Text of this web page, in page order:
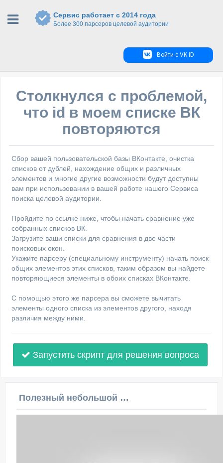
Сервис работает с 2014 года
Более 300 парсеров целевой аудитории
Войти с VK ID
Столкнулся с проблемой,
что id в моем списке ВК
повторяются
Сбор вашей пользовательской базы ВКонтакте, очистка
списков от дублей, нахождение общих и различных
элементов и многие другие возможности будут доступны
вам при использовании в вашей работе нашего Сервиса
поиска целевой аудитории.
Пройдите по ссылке ниже, чтобы начать сравнение уже
собранных списков ВК.
Загрузите ваши списки для сравнения в две части
поисковых окон.
Укажите парсеру (специальному инструменту) начать поиск
общих элементов этих списков, таким образом вы найдете
повторяющиеся элементы в обоих списках ВКонтакте.
С помощью этого же парсера вы сможете вычитать
элементы одного списка из элементов другого, находя
различия между ними.
Запустить скрипт для решения вопроса
Полезный небольшой видеоурок по этой теме